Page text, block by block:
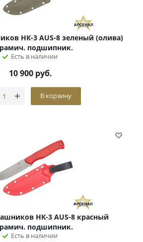
НК-3 AUS-8 зеленый (олива)
подшипник.
Есть в наличии
10 900руб.
В корзину
НК-3 AUS-8 красный
подшипник.
Есть в наличии